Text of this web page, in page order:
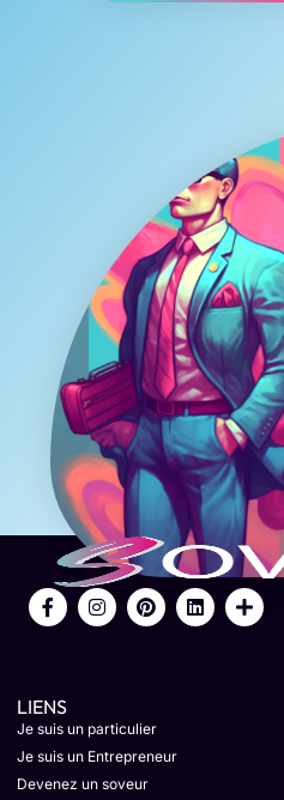
LIENS
Je suis un particulier
Je suis un Entrepreneur
Devenez un soveur